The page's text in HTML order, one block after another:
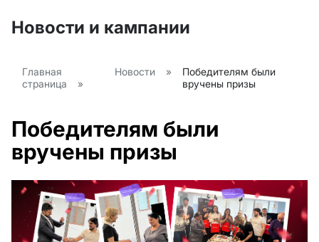
Новости и кампании
Главная
страница
»
Новости »
Победителям были
вручены призы
Победителям были
вручены призы